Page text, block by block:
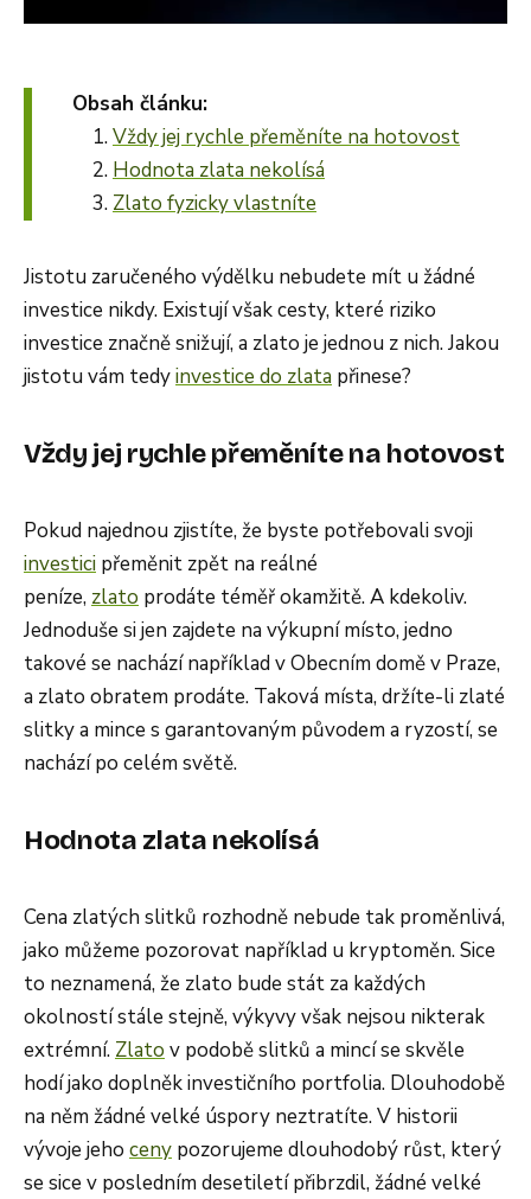
Obsah článku:
Vždy jej rychle přeměníte na hotovost
Hodnota zlata nekolísá
Zlato fyzicky vlastníte
Jistotu zaručeného výdělku nebudete mít u žádné
investice nikdy. Existují však cesty, které riziko
investice značně snižují, a zlato je jednou z nich. Jakou
jistotu vám tedyinvestice do zlata přinese?
Vždy jej rychle přeměníte na hotovost
Pokud najednou zjistíte, že byste potřebovali svoji
investici přeměnit zpět na reálné
peníze, zlato prodáte téměř okamžitě. A kdekoliv.
Jednoduše si jen zajdete na výkupní místo, jedno
takové se nachází například v Obecním domě v Praze,
a zlato obratem prodáte. Taková místa, držíte-li zlaté
slitky a mince s garantovaným původem a ryzostí, se
nachází po celém světě.
Hodnota zlata nekolísá
Cena zlatých slitků rozhodně nebude tak proměnlivá,
jako můžeme pozorovat například u kryptoměn. Sice
to neznamená, že zlato bude stát za každých
okolností stále stejně, výkyvy však nejsou nikterak
extrémní. Zlato v podobě slitků a mincí se skvěle
hodí jako doplněk investičního portfolia. Dlouhodobě
na něm žádné velké úspory neztratíte. V historii
vývoje jeho ceny pozorujeme dlouhodobý růst, který
se sice v posledním desetiletí přibrzdil, žádné velké